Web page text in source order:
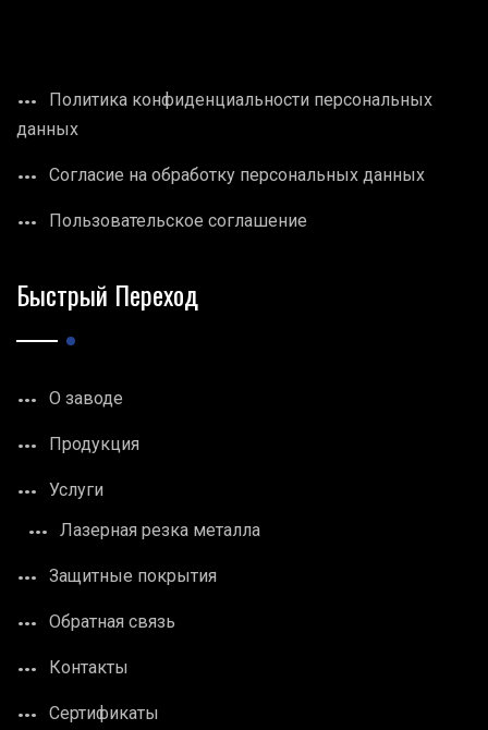
Политика конфиденциальности персональных
данных
Согласие на обработку персональных данных
Пользовательское соглашение
Быстрый Переход
О заводе
Продукция
Услуги
Лазерная резка металла
Защитные покрытия
Обратная связь
Контакты
Сертификаты